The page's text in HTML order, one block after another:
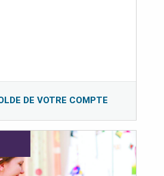
DE VOTRE COMPTE